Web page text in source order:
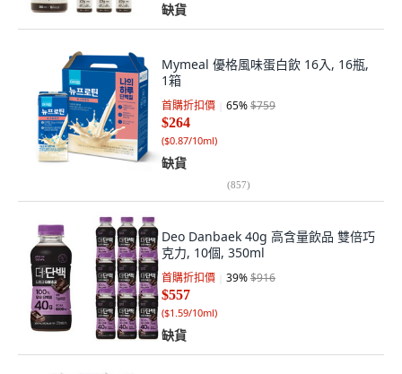
缺貨
Mymeal 優格風味蛋白飲 16入, 16瓶,
1箱
首購折扣價 65%$759
$264
($0.87/10ml)
缺貨
(857)
Deo Danbaek 40g 高含量飲品 雙倍巧
克力, 10個, 350ml
首購折扣價 39%$916
$557
($1.59/10ml)
缺貨